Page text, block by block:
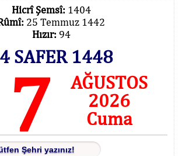
Hicrî Şemsî: 1404
25 Temmuz 1442
Hızır: 94
SAFER 1448
7
AĞUSTOS
2026
Cuma